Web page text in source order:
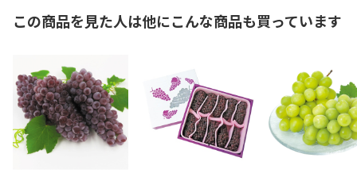
この商品を見た人は他にこんな商品も買っています